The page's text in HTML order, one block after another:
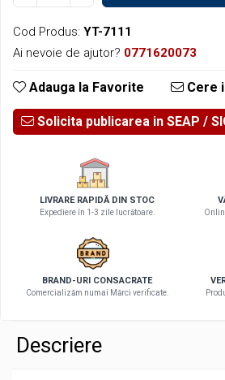
Cod Produs: YT-7111
Ai nevoie de ajutor? 0771620073
Adauga la Favorite Cere
Solicita publicarea in SEAP
LIVRARE RAPIDĂ DIN STOC
Expediere în 1-3 zile lucrătoare.
BRAND-URI CONSACRATE
Comercializăm numai Mărci verificate.
Descriere